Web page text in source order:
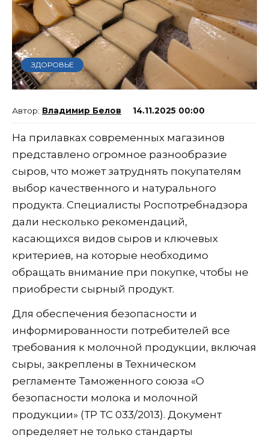
ЗДОРОВЬЕ
Владимир Белов 14.11.2025 00:00
На прилавках современных магазинов
представлено огромное разнообразие
сыров, что может затруднять покупателям
выбор качественного и натурального
продукта. Специалисты Роспотребнадзора
дали несколько рекомендаций,
касающихся видов сыров и ключевых
критериев, на которые необходимо
обращать внимание при покупке, чтобы не
приобрести сырный продукт.
Для обеспечения безопасности и
информированности потребителей все
требования к молочной продукции, включая
сыры, закреплены в Техническом
регламенте Таможенного союза «О
безопасности молока и молочной
продукции» (ТР ТС 033/2013). Документ
определяет не только стандарты